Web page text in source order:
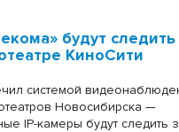
будут следить
КиноСити
системой
Новосибирска —
IP-камеры будут следить